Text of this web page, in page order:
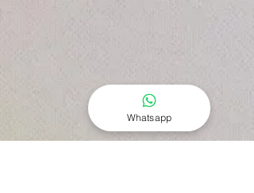
Whatsapp